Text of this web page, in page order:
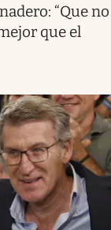
“Que no
que el